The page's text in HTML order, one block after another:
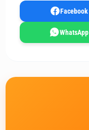
Facebook
WhatsApp